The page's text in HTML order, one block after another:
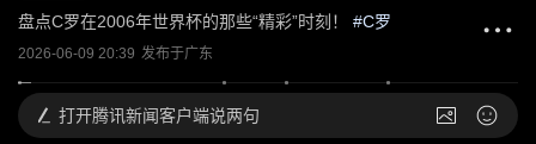
盘点C罗在2006年世界杯的那些“精彩”时刻！ #C罗
2026-06-09 20:39 发布于广东
打开腾讯新闻客户端说两句